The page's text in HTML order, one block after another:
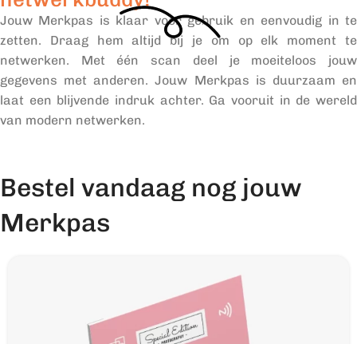
Jouw Merkpas is klaar voor gebruik en eenvoudig in te
zetten. Draag hem altijd bij je om op elk moment te
netwerken. Met één scan deel je moeiteloos jouw
gegevens met anderen. Jouw Merkpas is duurzaam en
laat een blijvende indruk achter. Ga vooruit in de wereld
van modern netwerken.
Bestel vandaag nog jouw
Merkpas